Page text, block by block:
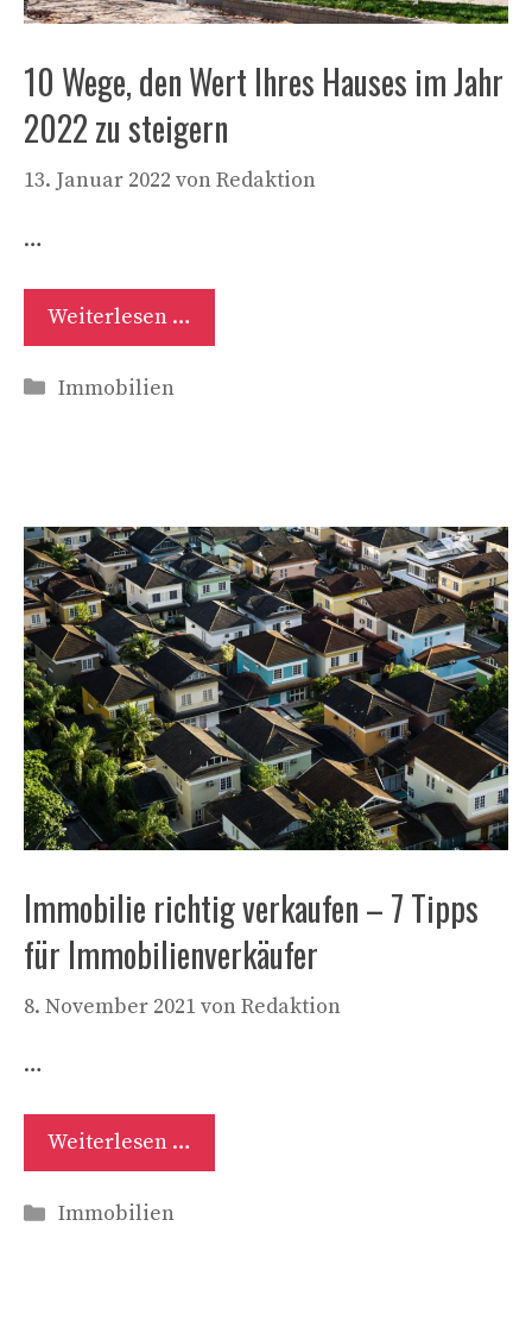
10 Wege, den Wert Ihres Hauses im Jahr
2022 zu steigern
13. Januar 2022 vonRedaktion
…
Weiterlesen …
Kategorien
Immobilien
Immobilie richtig verkaufen – 7 Tipps
für Immobilienverkäufer
8. November 2021vonRedaktion
…
Weiterlesen …
Kategorien
Immobilien